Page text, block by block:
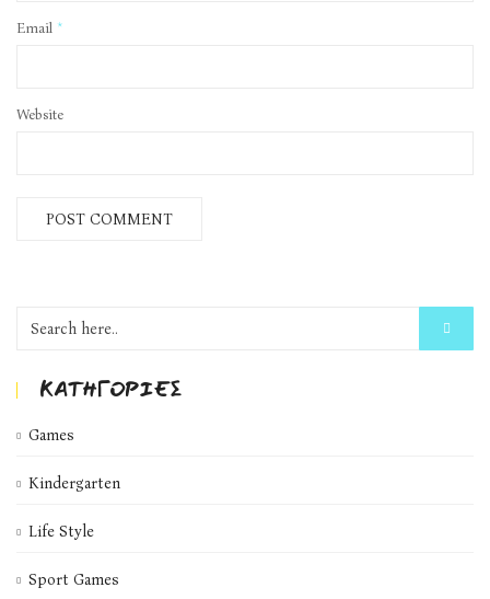
Email *
Website
KΑΤΗΓΟΡΊΕΣ
Games
Kindergarten
Life Style
Sport Games